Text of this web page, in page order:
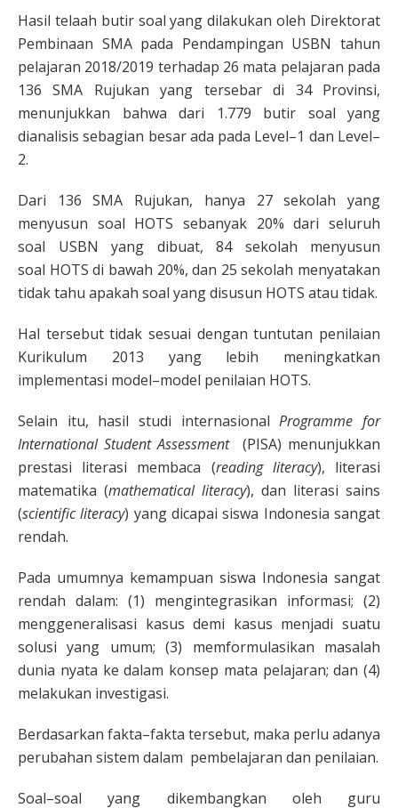
Hasil telaah butir soal yang dilakukan oleh Direktorat
Pembinaan SMA pada Pendampingan USBN tahun
pelajaran 2018/2019 terhadap 26 mata pelajaran pada
136 SMA Rujukan yang tersebar di 34 Provinsi,
menunjukkan bahwa dari 1.779 butir soal yang
dianalisis sebagian besar ada pada Level–1 dan Level–
2.
Dari 136 SMA Rujukan, hanya 27 sekolah yang
menyusun soal HOTS sebanyak 20% dari seluruh
soal USBN yang dibuat, 84 sekolah menyusun
soal HOTS di bawah 20%, dan 25 sekolah menyatakan
tidak tahu apakah soal yang disusun HOTS atau tidak.
Hal tersebut tidak sesuai dengan tuntutan penilaian
Kurikulum 2013 yang lebih meningkatkan
implementasi model–model penilaian HOTS.
Selain itu, hasil studi internasionalProgramme for
International Student Assessment (PISA) menunjukkan
prestasi literasi membaca (reading literacy), literasi
matematika (mathematical literacy), dan literasi sains
(scientific literacy) yang dicapai siswa Indonesia sangat
rendah.
Pada umumnya kemampuan siswa Indonesia sangat
rendah dalam: (1) mengintegrasikan informasi; (2)
menggeneralisasi kasus demi kasus menjadi suatu
solusi yang umum; (3) memformulasikan masalah
dunia nyata ke dalam konsep mata pelajaran; dan (4)
melakukan investigasi.
Berdasarkan fakta–fakta tersebut, maka perlu adanya
perubahan sistem dalam pembelajaran dan penilaian.
Soal–soal yang dikembangkan oleh guru